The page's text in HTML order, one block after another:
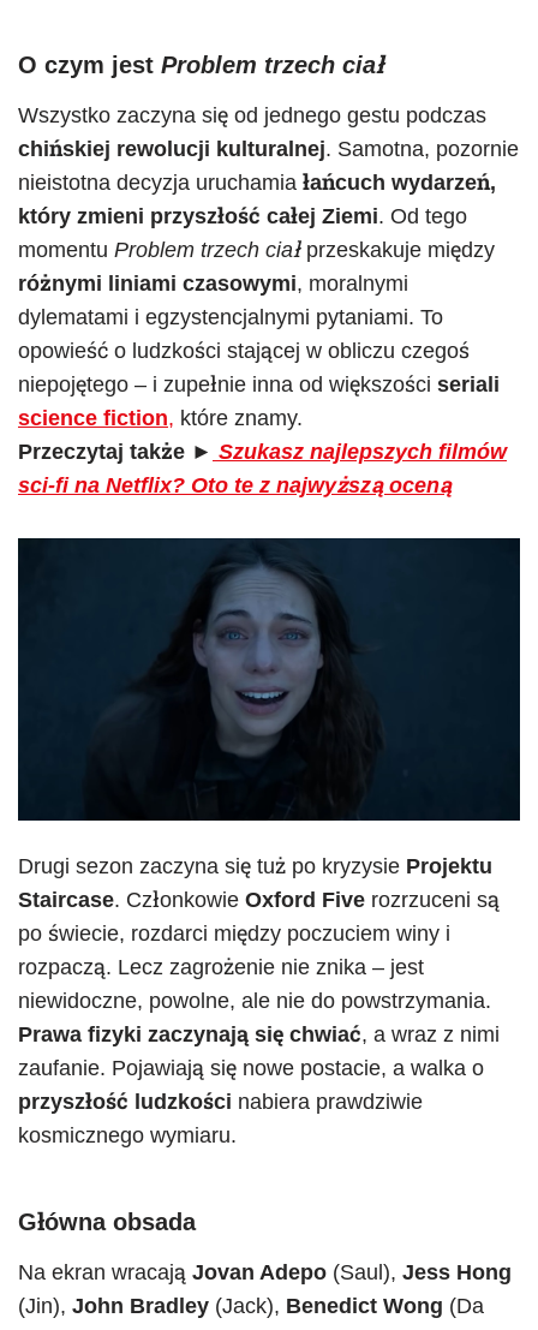
O czym jest Problem trzech ciał
Wszystko zaczyna się od jednego gestu podczas
chińskiej rewolucji kulturalnej. Samotna, pozornie
nieistotna decyzja uruchamia łańcuch wydarzeń,
który zmieni przyszłość całej Ziemi. Od tego
momentu Problem trzech ciałprzeskakuje między
różnymi liniami czasowymi, moralnymi
dylematami i egzystencjalnymi pytaniami. To
opowieść o ludzkości stającej w obliczu czegoś
niepojętego – i zupełnie inna od większości seriali
science fiction, które znamy.
Przeczytaj także ► Szukasz najlepszych filmów
sci-fi na Netflix? Oto te z najwyższą oceną
Drugi sezon zaczyna się tuż po kryzysie Projektu
Staircase. Członkowie Oxford Five rozrzuceni są
po świecie, rozdarci między poczuciem winy i
rozpaczą. Lecz zagrożenie nie znika – jest
niewidoczne, powolne, ale nie do powstrzymania.
Prawa fizyki zaczynają się chwiać, a wraz z nimi
zaufanie. Pojawiają się nowe postacie, a walka o
przyszłość ludzkości nabiera prawdziwie
kosmicznego wymiaru.
Główna obsada
Na ekran wracają Jovan Adepo (Saul), Jess Hong
(Jin), John Bradley (Jack), Benedict Wong (Da